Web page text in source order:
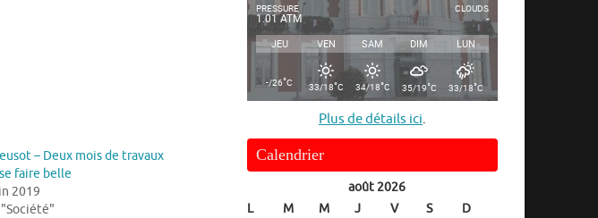
– Deux mois de travaux
faire belle
2019
"Société"
PRESSURE
1.01 ATM
CLOUDS
-
JEU VEN SAM DIM LUN
-/26°C 33/18°C 34/18°C 35/19°C 33/18°C
Plus de détails ici.
Calendrier
août 2026
L
M M J V S D